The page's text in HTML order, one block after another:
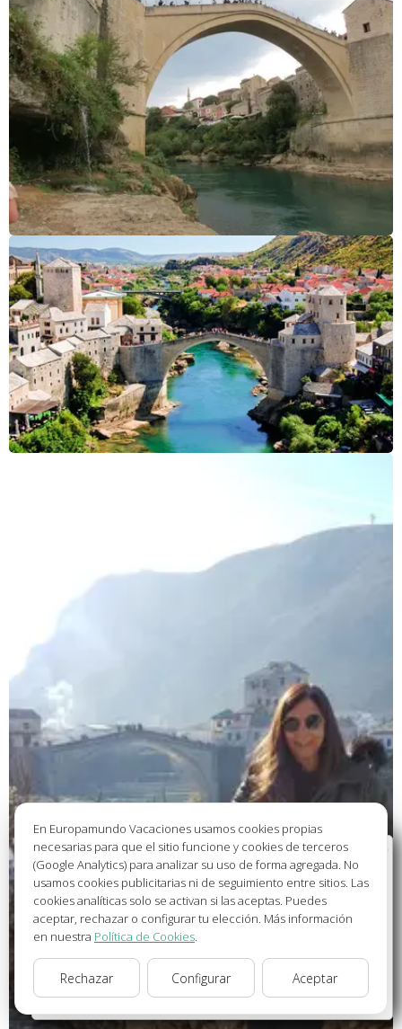
Bienvenido a Europamundo Vacaciones, está usted
en el sitio internacional de:
Wellcome to Europamundo Vacations, your in the
international site of:
España
cambiar/change
En Europamundo Vacaciones usamos cookies propias
necesarias para que el sitio funcione y cookies de terceros
(Google Analytics) para analizar su uso de forma agregada. No
usamos cookies publicitarias ni de seguimiento entre sitios. Las
cookies analíticas solo se activan si las aceptas. Puedes
aceptar, rechazar o configurar tu elección. Más información
en nuestra Política de Cookies.
Rechazar Configurar Aceptar